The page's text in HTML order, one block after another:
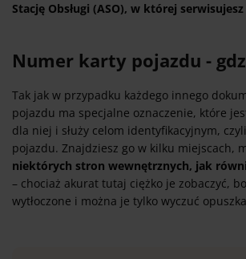
Stację Obsługi (ASO), w której
Numer karty pojazdu -
Tak jak w przypadku każdego innego
pojazdu ma specjalne oznaczenie, które
dla niej i służy celom identyfikacyjnym,
pojazdu. Znajdziesz go w kilku miejscach,
niektórych stron wewnętrznych, jak
– chociaż akurat tutaj ciężko je zobaczyć,
wytłoczone i można je tylko wyczuć